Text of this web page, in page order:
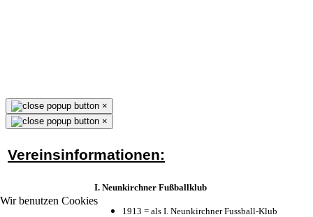
Wir benutzen Cookies
×
×
Vereinsinformationen:
I. Neunkirchner Fußballklub
1913 = als I. Neunkirchner Fussball-Klub